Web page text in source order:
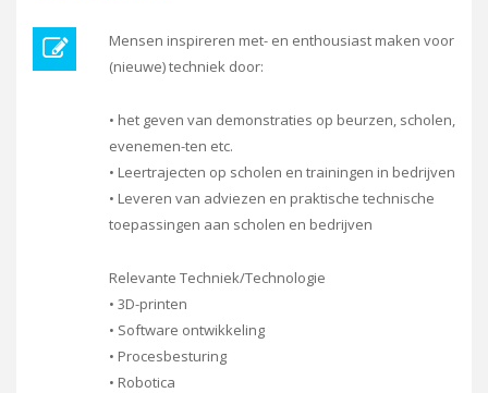
Mensen inspireren met- en enthousiast maken voor
(nieuwe) techniek door:
• het geven van demonstraties op beurzen, scholen,
evenemen-ten etc.
• Leertrajecten op scholen en trainingen in bedrijven
• Leveren van adviezen en praktische technische
toepassingen aan scholen en bedrijven
Relevante Techniek/Technologie
• 3D-printen
• Software ontwikkeling
• Procesbesturing
• Robotica